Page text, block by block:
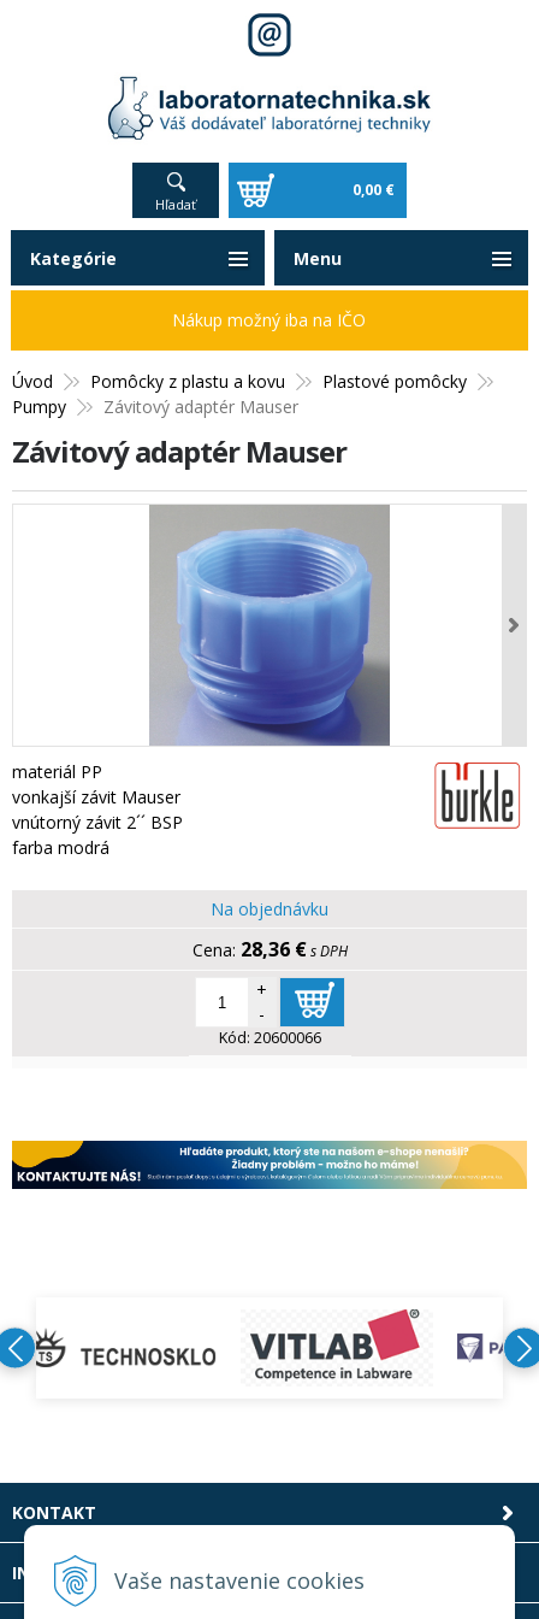
Vaše nastavenie cookies
Hľadať
0,00 €
Úvod Pomôcky z plastu a kovu
Plastové pomôcky
Pumpy
Závitový adaptér Mauser
Závitový adaptér Mauser
materiál PP
vonkajší závit Mauser
vnútorný závit 2´´ BSP
farba modrá
Na objednávku
28,36 € s DPH
+
-
Kód: 20600066
Kategórie
Nákup možný iba na IČO
Menu
KONTAKT
INFOLINKA